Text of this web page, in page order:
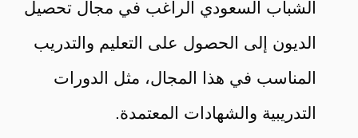
الشباب السعودي الراغب في مجال تحصيل
الديون إلى الحصول على التعليم والتدريب
المناسب في هذا المجال، مثل الدورات
التدريبية والشهادات المعتمدة.